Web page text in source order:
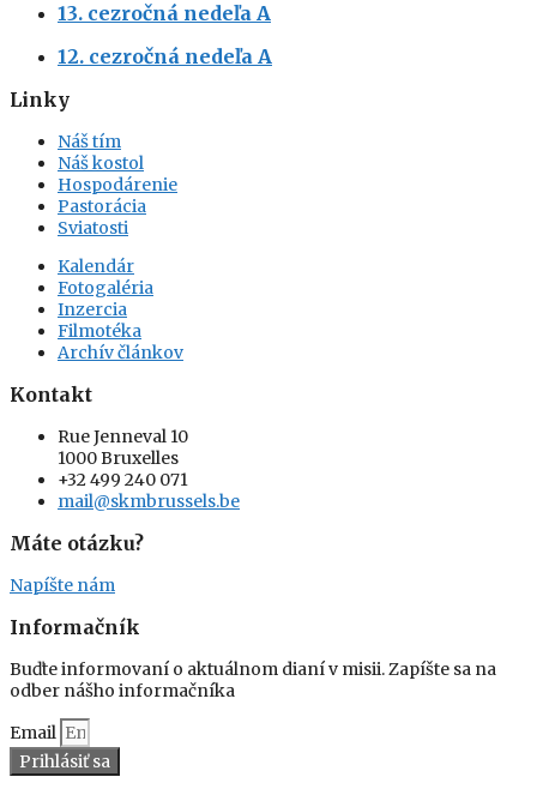
13. cezročná nedeľa A
12. cezročná nedeľa A
Linky
Náš tím
Náš kostol
Hospodárenie
Pastorácia
Sviatosti
Kalendár
Fotogaléria
Inzercia
Filmotéka
Archív článkov
Kontakt
Rue Jenneval 10
1000 Bruxelles
+32 499 240 071
mail@skmbrussels.be
Máte otázku?
Napíšte nám
Informačník
Buďte informovaní o aktuálnom dianí v misii. Zapíšte sa na
odber nášho informačníka
Email
Prihlásiť sa